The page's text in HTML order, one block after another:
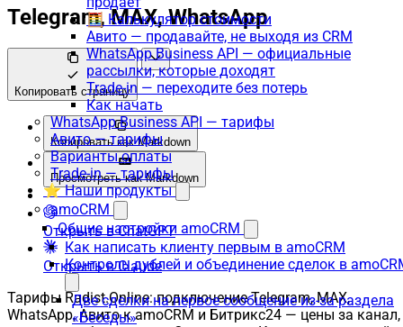
🧮 Калькулятор стоимости
Авито — продавайте, не выходя из CRM
WhatsApp Business API — официальные
рассылки, которые доходят
Trade-in — переходите без потерь
Как начать
WhatsApp Business API — тарифы
Авито — тарифы
Варианты оплаты
Trade-in — тарифы
⭐ Наши продукты
amoCRM
Общие настройки amoCRM
Как написать клиенту первым в amoCRM
Контроль дублей и объединение сделок в
Две сделки на первое сообщение из-за раздела
«Беседы»
Telegram, MAX, WhatsApp
Копировать страницу
Копировать как Markdown
Просмотреть как Markdown
Открыть в ChatGPT
Открыть в Claude
Тарифы Radist.Online: подключение Telegram, MAX,
WhatsApp, Авито к amoCRM и Битрикс24 — цены за канал,